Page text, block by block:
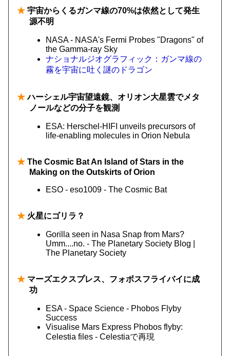
★ 宇宙からくるガンマ線の70%は依然として発生
源不明
NASA - NASA's Fermi Probes "Dragons" of
the Gamma-ray Sky
ナショナルジオグラフィック：ガンマ線の
霧を宇宙に吐く謎のドラゴン
★ハーシェル宇宙望遠鏡、オリオン大星雲でメタ
ノールなどの分子を観測
ESA: Herschel-HIFI unveils precursors of
life-enabling molecules in Orion Nebula
★ The Cosmic Bat An Island of Stars in the
Making on the Outskirts of Orion
ESO - eso1009 - The Cosmic Bat
★ 火星にゴリラ？
Gorilla seen in Nasa Snap from Mars?
Umm....no. - The Planetary Society Blog |
The Planetary Society
★ マーズエクスプレス、フォボスフライバイに成
功
ESA - Space Science - Phobos Flyby
Success
Visualise Mars Express Phobos flyby:
Celestia files - Celestiaで再現